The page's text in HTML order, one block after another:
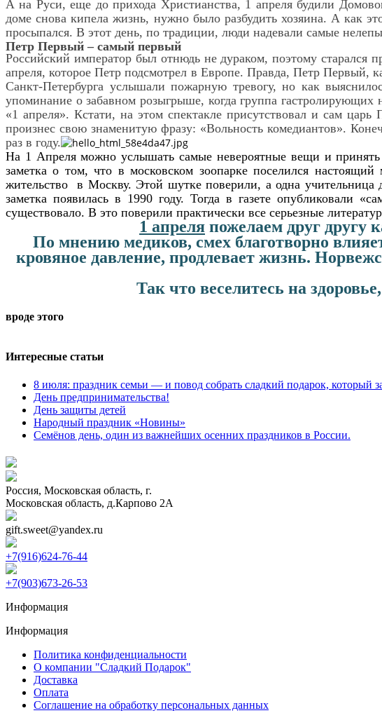
А на Руси, еще до прихода Христианства, 1 апреля будили
доме снова кипела жизнь, нужно было разбудить хозяина. А как
просыпался. В этот день, по традиции, люди надевали самые
Петр Первый – самый первый
Российский император был отнюдь не дураком, поэтому
апреля, которое Петр подсмотрел в Европе. Правда, Петр Первый,
Санкт-Петербурга услышали пожарную тревогу, но как
упоминание о забавном розыгрыше, когда группа гастролирующих
«1 апреля». Кстати, на этом спектакле присутствовал и сам
произнес свою знаменитую фразу: «Вольность комедиантов».
раз в году.
На 1 Апреля можно услышать самые невероятные вещи и принять
заметка о том, что в московском зоопарке поселился
жительство в Москву. Этой шутке поверили, а одна учительница
заметка появилась в 1990 году. Тогда в газете опубликовали
существовало. В это поверили практически все серьезные
1 апреля пожелаем друг другу
По мнению медиков, смех благотворно
кровяное давление, продлевает жизнь.
Так что веселитесь на
вроде этого
Интересные статьи
8 июля: праздник семьи — и повод собрать сладкий подарок, который
День предпринимательства!
День защиты детей
Народный праздник «Новины»
Семёнов день, один из важнейших осенних праздников в России.
Россия, Московская область, г.
Московская область, д.Карпово 2А
gift.sweet@yandex.ru
+7(916)624-76-44
+7(903)673-26-53
Информация
Информация
Политика конфиденциальности
О компании "Сладкий Подарок"
Доставка
Оплата
Соглашение на обработку персональных данных